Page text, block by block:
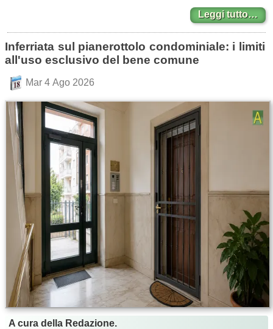
Leggi tutto…
Inferriata sul pianerottolo condominiale: i limiti
all'uso esclusivo del bene comune
Mar 4 Ago 2026
A cura della Redazione.